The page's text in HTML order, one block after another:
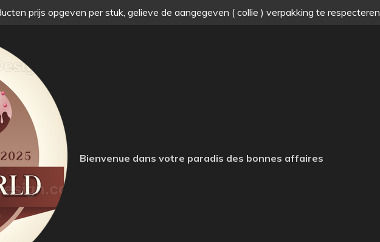
prijs opgeven per stuk, gelieve de aangegeven ( collie ) verpakking te respecteren
Bienvenue dans votre paradis des bonnes affaires